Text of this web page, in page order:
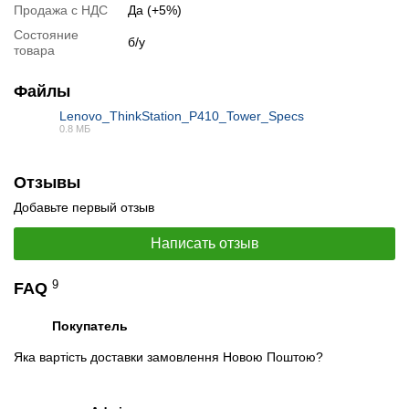
Отслеживать в Instagram
Отслеживать на Facebook
Продажа с НДС
Да (+5%)
Состояние
товара
б/у
Файлы
Lenovo_ThinkStation_P410_Tower_Specs
0.8 МБ
Отзывы
Добавьте первый отзыв
Написать отзыв
FAQ 9
Покупатель
Яка вартість доставки замовлення Новою Поштою?